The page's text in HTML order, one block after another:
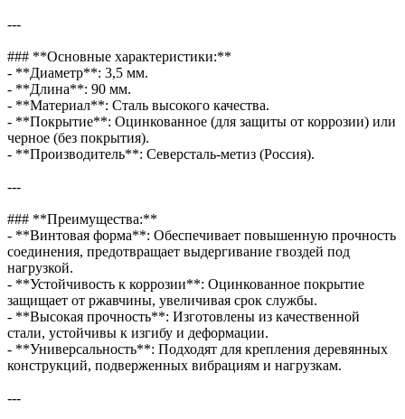
---
### **Основные характеристики:**
- **Диаметр**: 3,5 мм.
- **Длина**: 90 мм.
- **Материал**: Сталь высокого качества.
- **Покрытие**: Оцинкованное (для защиты от коррозии) или
черное (без покрытия).
- **Производитель**: Северсталь-метиз (Россия).
---
### **Преимущества:**
- **Винтовая форма**: Обеспечивает повышенную прочность
соединения, предотвращает выдергивание гвоздей под
нагрузкой.
- **Устойчивость к коррозии**: Оцинкованное покрытие
защищает от ржавчины, увеличивая срок службы.
- **Высокая прочность**: Изготовлены из качественной
стали, устойчивы к изгибу и деформации.
- **Универсальность**: Подходят для крепления деревянных
конструкций, подверженных вибрациям и нагрузкам.
---